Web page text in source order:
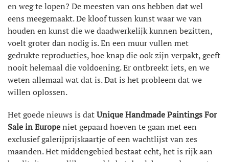
en weg te lopen? De meesten van ons hebben dat wel
eens meegemaakt. De kloof tussen kunst waar we van
houden en kunst die we daadwerkelijk kunnen bezitten,
voelt groter dan nodig is. En een muur vullen met
gedrukte reproducties, hoe knap die ook zijn verpakt, geeft
nooit helemaal die voldoening. Er ontbreekt iets, en we
weten allemaal wat dat is. Dat is het probleem dat we
willen oplossen.
Het goede nieuws is datUnique Handmade Paintings For
Sale in Europeniet gepaard hoeven te gaan met een
exclusief galerijprijskaartje of een wachtlijst van zes
maanden. Het middengebied bestaat echt, het is rijk aan